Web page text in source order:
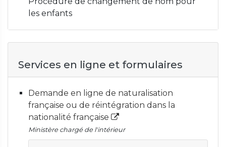
les enfants
Services en ligne et formulaires
Demande en ligne de naturalisation
française ou de réintégration dans la
nationalité française
Ministère chargé de l'intérieur